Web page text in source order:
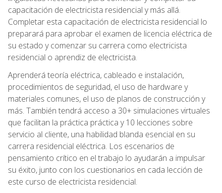
capacitación de electricista residencial y más allá.
Completar esta capacitación de electricista residencial lo
preparará para aprobar el examen de licencia eléctrica de
su estado y comenzar su carrera como electricista
residencial o aprendiz de electricista.
Aprenderá teoría eléctrica, cableado e instalación,
procedimientos de seguridad, el uso de hardware y
materiales comunes, el uso de planos de construcción y
más. También tendrá acceso a 30+ simulaciones virtuales
que facilitan la práctica práctica y 10 lecciones sobre
servicio al cliente, una habilidad blanda esencial en su
carrera residencial eléctrica. Los escenarios de
pensamiento crítico en el trabajo lo ayudarán a impulsar
su éxito, junto con los cuestionarios en cada lección de
este curso de electricista residencial.